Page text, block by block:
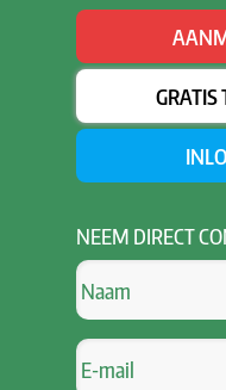
GRATIS
NEEM DIRECT